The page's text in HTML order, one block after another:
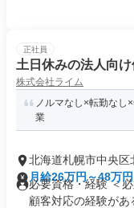
正社員
土日休みの法人向
株式会社ライム
ノルマなし×転勤なし
業
北海道札幌市中央区
月給26万円～48万円
必要資格・経験 ＜
顧客対応の経験があ